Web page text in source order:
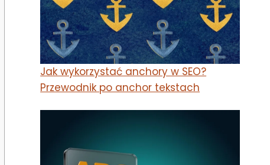
Jak wykorzystać anchory w SEO?
Przewodnik po anchor tekstach